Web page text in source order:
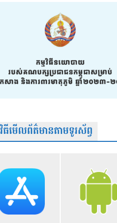
ធីមើលព័ត៌មានតាមទូរស័ព្វ